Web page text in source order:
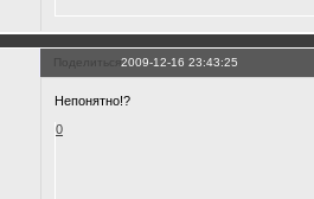
Поделиться2009-12-16 23:43:25
Непонятно!?
0